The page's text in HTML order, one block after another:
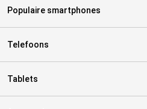
Populaire smartphones
Telefoons
Tablets